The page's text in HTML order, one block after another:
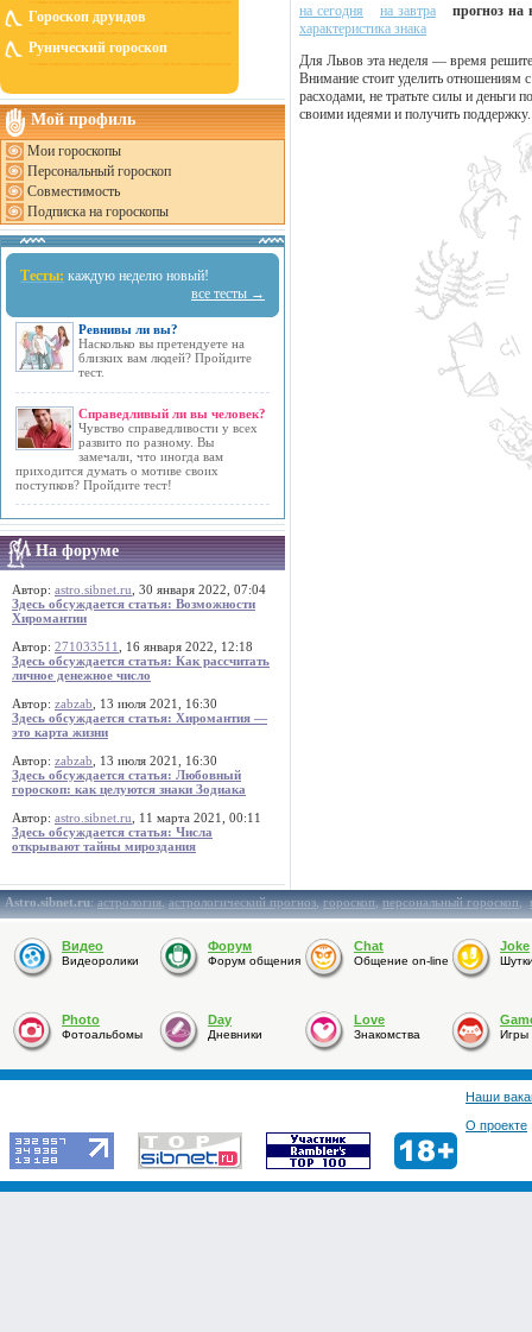
Гороскоп друидов
Рунический гороскоп
Мой профиль
Мои гороскопы
Персональный гороскоп
Совместимость
Подписка на гороскопы
Тесты: каждую неделю новый!
все тесты →
Ревнивы ли вы?
Насколько вы претендуете на
близких вам людей? Пройдите
тест.
Справедливый ли вы человек?
Чувство справедливости у всех
развито по разному. Вы
замечали, что иногда вам
приходится думать о мотиве своих
поступков? Пройдите тест!
На форуме
Автор: astro.sibnet.ru , 30 января 2022, 07:04
Здесь обсуждается статья: Возможности
Хиромантии
Автор: 271033511
, 16 января 2022, 12:18
Здесь обсуждается статья: Как рассчитать
личное денежное число
Автор: zabzab , 13 июля 2021, 16:30
Здесь обсуждается статья: Хиромантия —
это карта жизни
Автор: zabzab , 13 июля 2021, 16:30
Здесь обсуждается статья: Любовный
гороскоп: как целуются знаки Зодиака
Автор: astro.sibnet.ru , 11 марта 2021, 00:11
Здесь обсуждается статья: Числа
открывают тайны мироздания
на сегодня на завтра
прогноз на
характеристика знака
Для Львов эта неделя — время
Внимание стоит уделить отношениям
расходами, не тратьте силы и деньги
своими идеями и получить поддержку.
Astro.sibnet.ru:астрология,астрологический прогноз,гороскоп,персональный гороскоп,
Видео
Видеоролики
Форум
Форум общения
Chat
Общение on-line
Joke
Photo
Фотоальбомы
Day
Дневники
Love
Знакомства Игры
Наши
О проекте